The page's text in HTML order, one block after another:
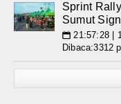
Sprint
Sumut
📅 21:57:28 |
Dibaca:3312